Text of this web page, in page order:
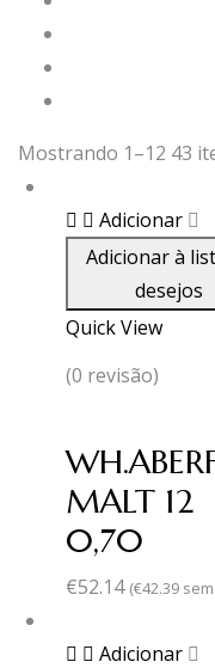
Mostrando 1–12 43
Adicionar
Adicionar à
desejos
Quick View
(0 revisão)
MALT 12
0,70
€52.14 (€42.39
Adicionar